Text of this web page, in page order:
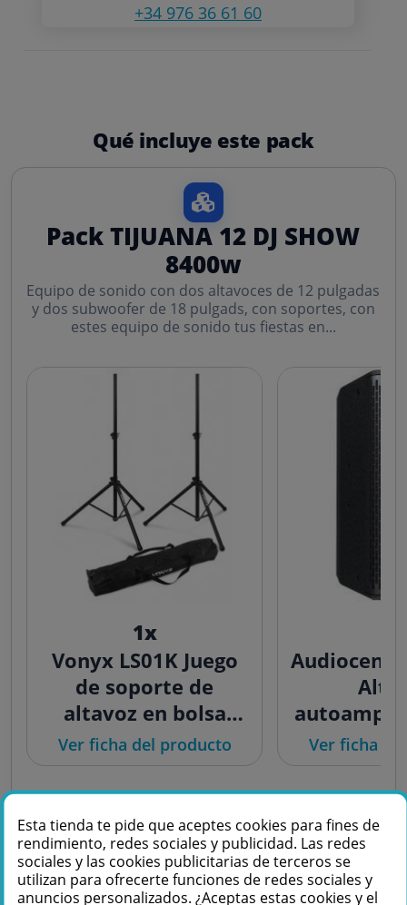
+34 976 36 61 60
Qué incluye este pack
Pack TIJUANA 12 DJ SHOW
8400w
Equipo de sonido con dos altavoces de 12 pulgadas
y dos subwoofer de 18 pulgads, con soportes, con
estes equipo de sonido tus fiestas en...
1x
Vonyx LS01K Juego
de soporte de
altavoz en bolsa
180550
Ver ficha del producto
1100W
Ver ficha
Vonyx LS01K Juego de soporte de
altavoz en bolsa 180550
Ver más
Esta tienda te pide que aceptes cookies para fines de
rendimiento, redes sociales y publicidad. Las redes
sociales y las cookies publicitarias de terceros se
utilizan para ofrecerte funciones de redes sociales y
anuncios personalizados. ¿Aceptas estas cookies y el